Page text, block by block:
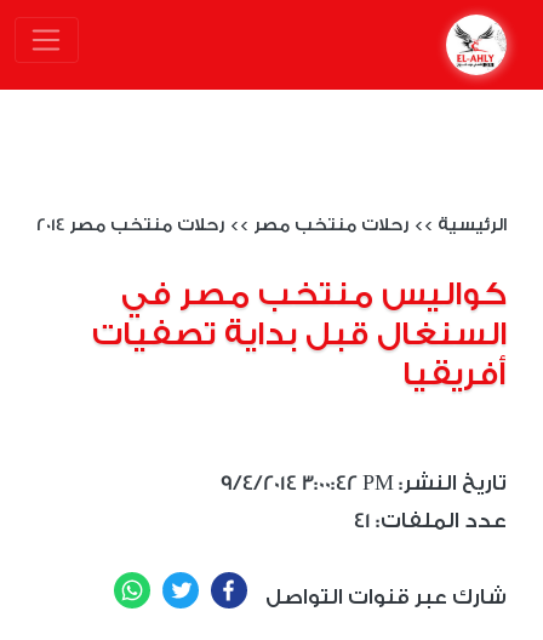
الرئيسية >> رحلات منتخب مصر >> رحلات منتخب مصر 2014
كواليس منتخب مصر في
السنغال قبل بداية تصفيات
أفريقيا
9/4/2014 3:00:42 PM :تاريخ النشر
41 :عدد الملفات
شارك عبر قنوات التواصل Facebook
Twitter